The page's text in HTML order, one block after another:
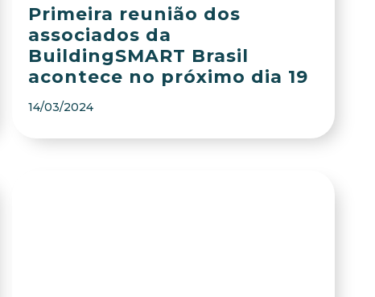
Primeira reunião dos
associados da
BuildingSMART Brasil
acontece no próximo dia 19
14/03/2024